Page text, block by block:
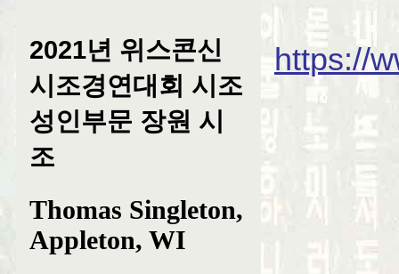
2021년 위스콘신
시조경연대회 시조
성인부문 장원 시
조
Thomas Singleton,
Appleton, WI
https://